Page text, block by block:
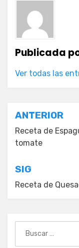
Publicada
Ver todas las
de
entradas
ANTERIOR
Receta de
tomate
SIG
Receta de